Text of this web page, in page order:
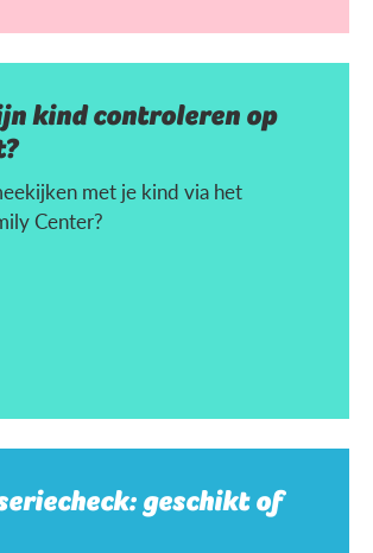
kind controleren op
met je kind via het
Center?
geschikt of